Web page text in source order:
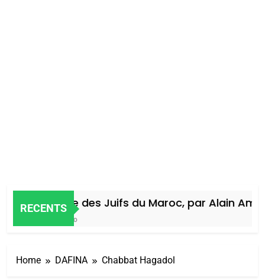
RECENTS
Histoire des Juifs du Maroc, par Alain Amiel
Home DAFINA Chabbat Hagadol